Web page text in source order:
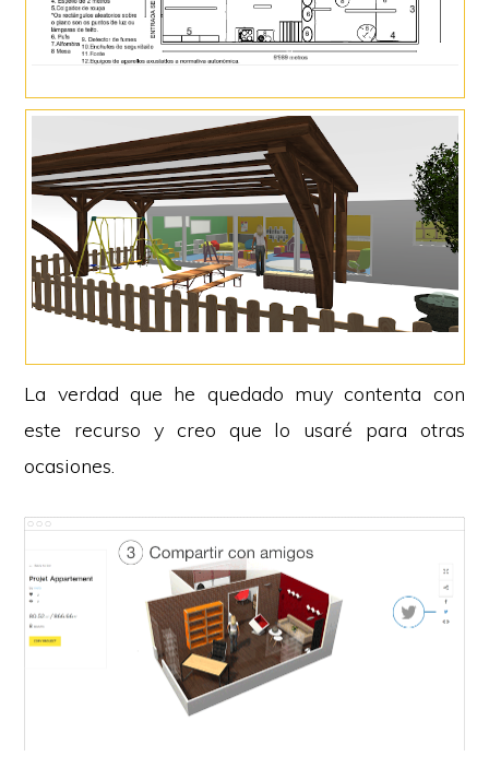
La verdad que he quedado muy contenta con
este recurso y creo que lo usaré para otras
ocasiones.